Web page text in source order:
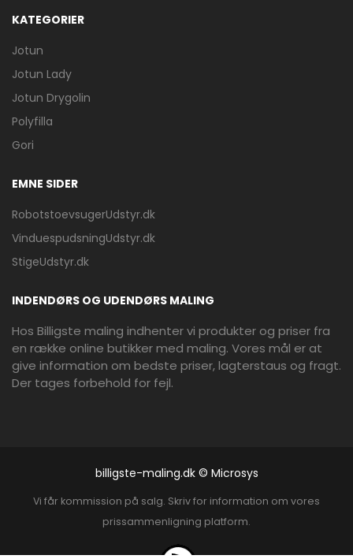
KATEGORIER
Jotun
Jotun Lady
Jotun Drygolin
Polyfilla
Gori
EMNE SIDER
RobotstoevsugerUdstyr.dk
VinduespudsningUdstyr.dk
StigeUdstyr.dk
INDENDØRS OG UDENDØRS MALING
Hos Billigste maling indhenter vi produkter og priser fra
en række online butikker med maling. Vores mål er at
give information om bedste priser, lagterstaus og fragt.
Der tages forbehold for fejl.
billigste-maling.dk © Microsys
Vi får kommission på salg. Skriv for information om vores
prissammenligning platform.